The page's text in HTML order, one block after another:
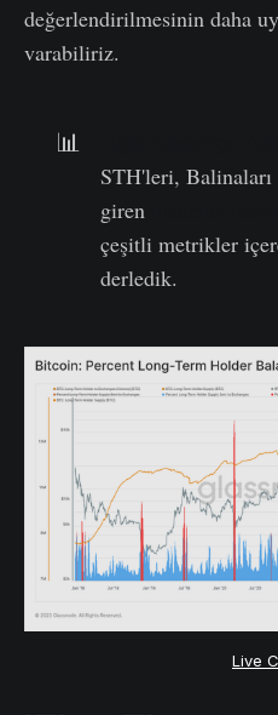
değerlendirilmesinin daha
varabiliriz.
📊
STH'leri,
giren
çeşitli metrikler
derledik.
Live